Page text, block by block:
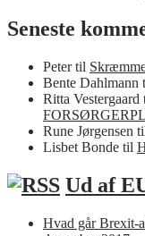
Seneste
Petertil
Bente Dahlmann
Ritta Vestergaard
Rune Jørgensen
Lisbet Bonde til
Ud af
Hvad går Brexit-